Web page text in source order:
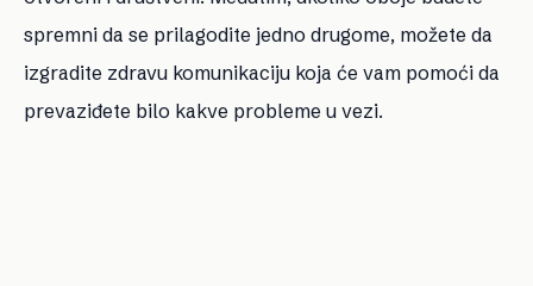
spremni da se prilagodite jedno drugome, možete da
izgradite zdravu komunikaciju koja će vam pomoći da
prevaziđete bilo kakve probleme u vezi.